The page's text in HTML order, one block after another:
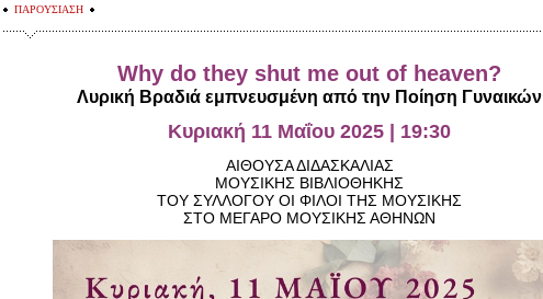
Αναζήτηση παραγγελίας
Προσωπικά Δεδομένα
Πληροφορίες
Είσοδος διαχειριστή
ΠΑΡΟΥΣΙΑΣΗ
Why do they shut me out of heaven?
Λυρική Βραδιά εμπνευσμένη από την Ποίηση Γυναικών
Κυριακή 11 Μαΐου 2025 | 19:30
ΑΙΘΟΥΣΑ ΔΙΔΑΣΚΑΛΙΑΣ
ΜΟΥΣΙΚΗΣ ΒΙΒΛΙΟΘΗΚΗΣ
ΤΟΥ ΣΥΛΛΟΓΟΥ ΟΙ ΦΙΛΟΙ ΤΗΣ ΜΟΥΣΙΚΗΣ
ΣΤΟ ΜΕΓΑΡΟ ΜΟΥΣΙΚΗΣ ΑΘΗΝΩΝ